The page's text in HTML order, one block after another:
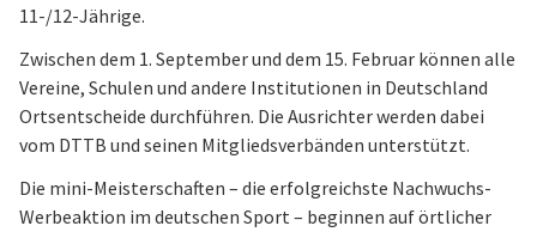
11-/12-Jährige.
Zwischen dem 1. September und dem 15. Februar können alle
Vereine, Schulen und andere Institutionen in Deutschland
Ortsentscheide durchführen. Die Ausrichter werden dabei
vom DTTB und seinen Mitgliedsverbänden unterstützt.
Die mini-Meisterschaften – die erfolgreichste Nachwuchs-
Werbeaktion im deutschen Sport – beginnen auf örtlicher